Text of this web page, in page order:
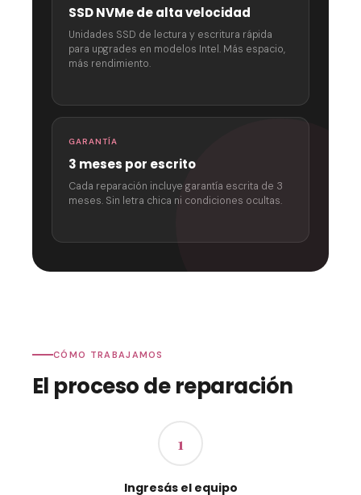
SSD NVMe de alta velocidad
Unidades SSD de lectura y escritura rápida
para upgrades en modelos Intel. Más espacio,
más rendimiento.
GARANTÍA
3 meses por escrito
Cada reparación incluye garantía escrita de 3
meses. Sin letra chica ni condiciones ocultas.
CÓMO TRABAJAMOS
El proceso de reparación
1
Ingresás el equipo